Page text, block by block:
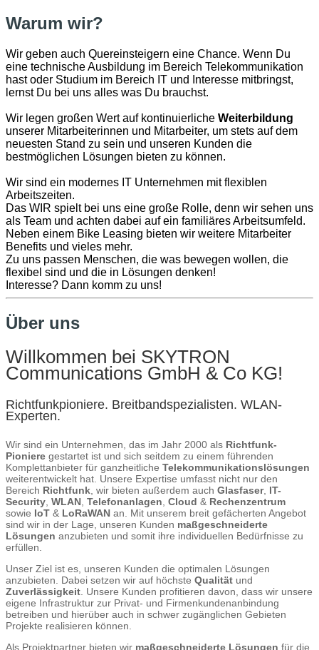
Warum wir?
Wir geben auch Quereinsteigern eine Chance. Wenn Du
eine technische Ausbildung im Bereich Telekommunikation
hast oder Studium im Bereich IT und Interesse mitbringst,
lernst Du bei uns alles was Du brauchst.
Wir legen großen Wert auf kontinuierliche Weiterbildung
unserer Mitarbeiterinnen und Mitarbeiter, um stets auf dem
neuesten Stand zu sein und unseren Kunden die
bestmöglichen Lösungen bieten zu können.
Wir sind ein modernes IT Unternehmen mit flexiblen
Arbeitszeiten.
Das WIR spielt bei uns eine große Rolle, denn wir sehen uns
als Team und achten dabei auf ein familiäres Arbeitsumfeld.
Neben einem Bike Leasing bieten wir weitere Mitarbeiter
Benefits und vieles mehr.
Zu uns passen Menschen, die was bewegen wollen, die
flexibel sind und die in Lösungen denken!
Interesse? Dann komm zu uns!
Über uns
Willkommen bei SKYTRON
Communications GmbH & Co KG!
Richtfunkpioniere. Breitbandspezialisten. WLAN-
Experten.
Wir sind ein Unternehmen, das im Jahr 2000 als Richtfunk-
Pioniere gestartet ist und sich seitdem zu einem führenden
Komplettanbieter für ganzheitliche Telekommunikationslösungen
weiterentwickelt hat. Unsere Expertise umfasst nicht nur den
Bereich Richtfunk , wir bieten außerdem auch Glasfaser, IT-
Security WLAN Telefonanlagen Cloud & Rechenzentrum
sowie IoT & LoRaWAN an. Mit unserem breit gefächerten Angebot
sind wir in der Lage, unseren Kunden maßgeschneiderte
Lösungen anzubieten und somit ihre individuellen Bedürfnisse zu
erfüllen.
Unser Ziel ist es, unseren Kunden die optimalen Lösungen
anzubieten. Dabei setzen wir auf höchste Qualität und
Zuverlässigkeit . Unsere Kunden profitieren davon, dass wir unsere
eigene Infrastruktur zur Privat- und Firmenkundenanbindung
betreiben und hierüber auch in schwer zugänglichen Gebieten
Projekte realisieren können.
Als Projektpartner bieten wir maßgeschneiderte Lösungen für die